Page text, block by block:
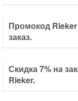
Промокод Rieker
заказ.
Скидка 7% на
Rieker.